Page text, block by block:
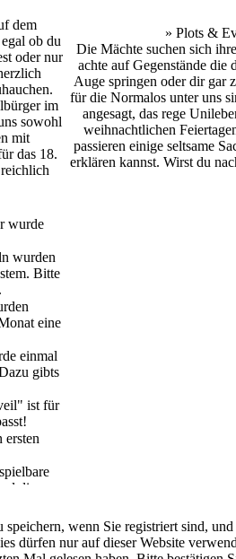
dem
ob du
oder nur
im
sowohl
mit
das 18.
» Plots &
Die Mächte suchen sich
achte auf Gegenstände die
Auge springen oder dir gar
für die Normalos unter uns
angesagt, das rege
weihnachtlichen
passieren einige seltsame
erklären kannst. Wirst du
wurde
wurden
Bitte
eine
einmal
gibts
ist für
ersten
die
Oktober
finden
wenn Sie registriert sind,
dürfen nur auf dieser Website